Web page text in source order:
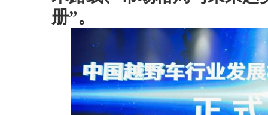
册”。